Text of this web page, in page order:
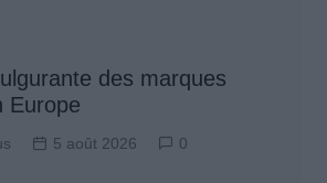
des marques
Europe
5 août 2026 0